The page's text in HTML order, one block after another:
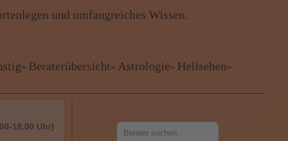
❤
und umfangreiches Wissen.
» Beraterübersicht» Astrologie» Hellsehen»
18.00 Uhr)